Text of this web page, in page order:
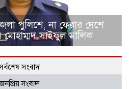
পুলিশে, না ফেরার দেশে
সাইফুল মালিক
সংবাদ
সংবাদ